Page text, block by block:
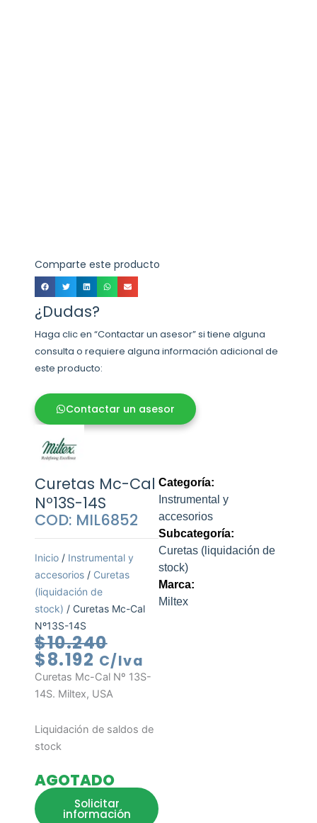
Comparte este producto
¿Dudas?
Haga clic en “Contactar un asesor” si tiene alguna
consulta o requiere alguna información adicional de
este producto:
Contactar un asesor
Curetas Mc-Cal
Nº13S-14S
COD: MIL6852
Inicio / Instrumental y
accesorios / Curetas
(liquidación de
stock) / Curetas Mc-Cal
Nº13S-14S
$10.240El
precio
original
era:
$8.192
El
precio
actual
es:
C/Iva
Curetas Mc-Cal Nº 13S-
14S. Miltex, USA
Liquidación de saldos de
stock
AGOTADO
Solicitar
información
Categoría:
Instrumental y
accesorios
Subcategoría:
Curetas (liquidación de
stock)
Marca:
Miltex